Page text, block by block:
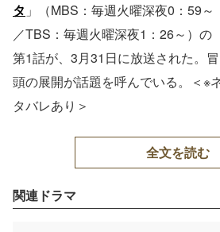
タ 」（MBS：毎週火曜深夜0：59～
／TBS：毎週火曜深夜1：26～）の
第1話が、3月31日に放送された。冒
頭の展開が話題を呼んでいる。＜※
タバレあり＞
全文を読む
関連ドラマ